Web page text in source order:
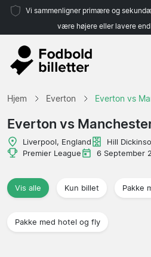
Vi sammenligner primære og
være højere eller lavere
Hjem Everton Everton vs
Everton vs
Liverpool, England
Hill
Premier League
6 September
Vis alle Kun billet Pakke
Pakke med hotel og fly